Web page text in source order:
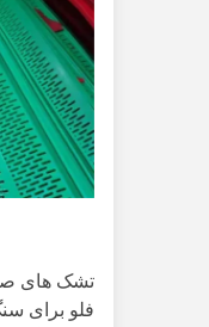
تشک های
فلو برای